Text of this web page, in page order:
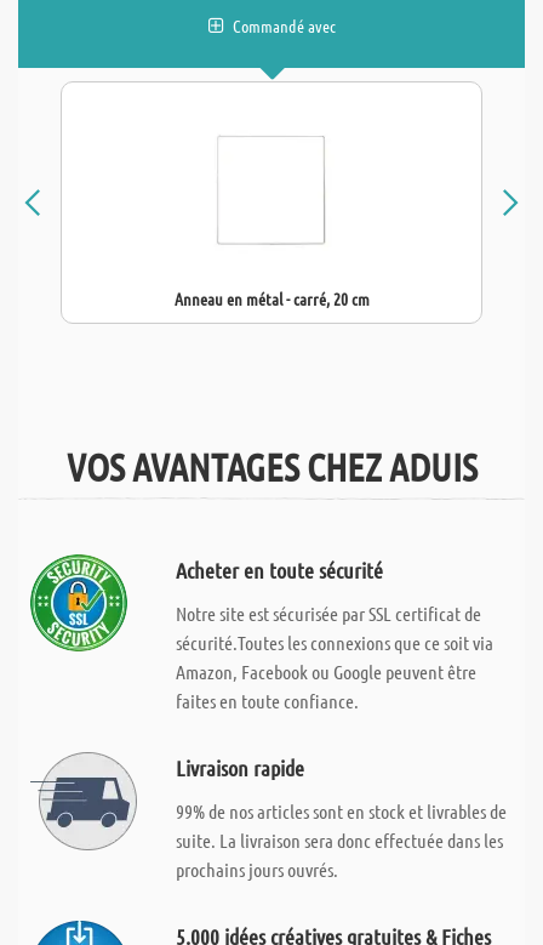
Commandé avec
Anneau en métal - carré, 20 cm
VOS AVANTAGES CHEZ ADUIS
Acheter en toute sécurité
Notre site est sécurisée par SSL certificat de
sécurité.Toutes les connexions que ce soit via
Amazon, Facebook ou Google peuvent être
faites en toute confiance.
Livraison rapide
99% de nos articles sont en stock et livrables de
suite. La livraison sera donc effectuée dans les
prochains jours ouvrés.
5.000 idées créatives gratuites & Fiches